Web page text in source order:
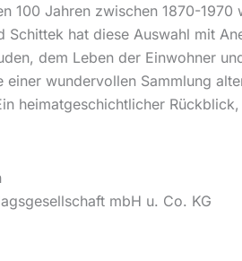
100 Jahren zwischen 1870-
Schittek hat diese Auswahl mit
dem Leben der Einwohner
einer wundervollen Sammlung
heimatgeschichtlicher
mbH u. Co. KG